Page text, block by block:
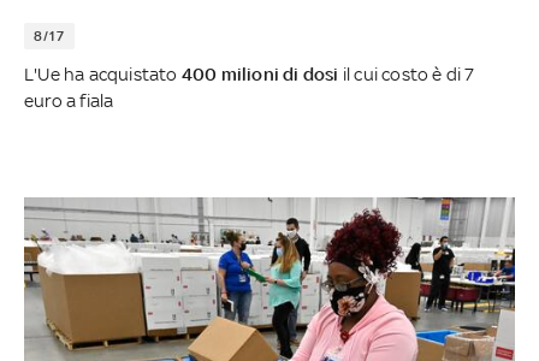
8/17
L'Ue ha acquistato 400 milioni di dosi il cui costo è di 7
euro a fiala